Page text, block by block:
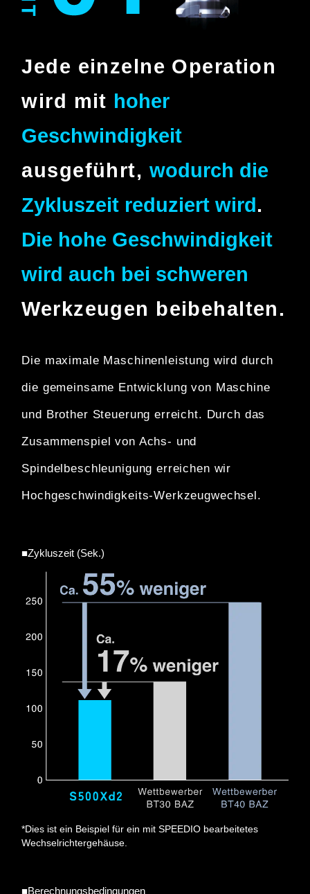
Jede einzelne Operation
wird mit hoher
Geschwindigkeit
ausgeführt, wodurch die
Zykluszeit reduziert wird.
Die hohe Geschwindigkeit
wird auch bei schweren
Werkzeugen beibehalten.
Die maximale Maschinenleistung wird durch
die gemeinsame Entwicklung von Maschine
und Brother Steuerung erreicht. Durch das
Zusammenspiel von Achs- und
Spindelbeschleunigung erreichen wir
Hochgeschwindigkeits-Werkzeugwechsel.
■Zykluszeit (Sek.)
*Dies ist ein Beispiel für ein mit SPEEDIO bearbeitetes
Wechselrichtergehäuse.
■Berechnungsbedingungen